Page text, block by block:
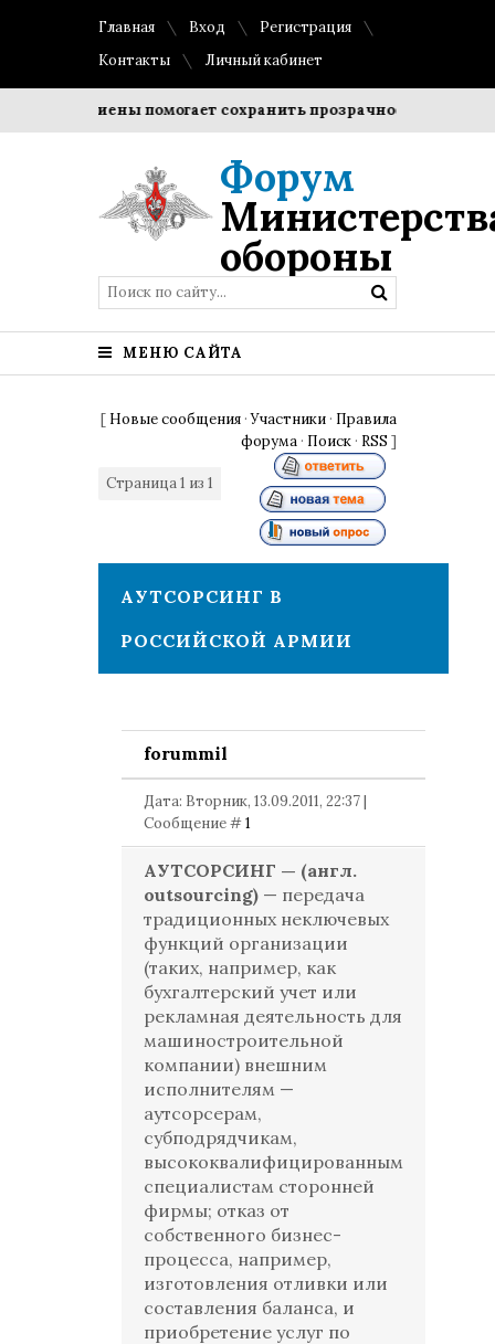
Главная Вход
Регистрация
Контакты
Личный кабинет
гигиены помогает сохранить прозрачность и форму
Форум
обороны
МЕНЮ САЙТА
[ Новые сообщения ·Участники · Правила
форума · Поиск · RSS ]
Страница1 из 1
АУТСОРСИНГ В
РОССИЙСКОЙ АРМИИ
forummil
Дата: Вторник, 13.09.2011, 22:37 |
Сообщение #1
АУТСОРСИНГ — (англ.
outsourcing) — передача
традиционных неключевых
функций организации
(таких, например, как
бухгалтерский учет или
рекламная деятельность для
машиностроительной
компании) внешним
исполнителям —
аутсорсерам,
субподрядчикам,
высококвалифицированным
специалистам сторонней
фирмы; отказ от
собственного бизнес-
процесса, например,
изготовления отливки или
составления баланса, и
приобретение услуг по